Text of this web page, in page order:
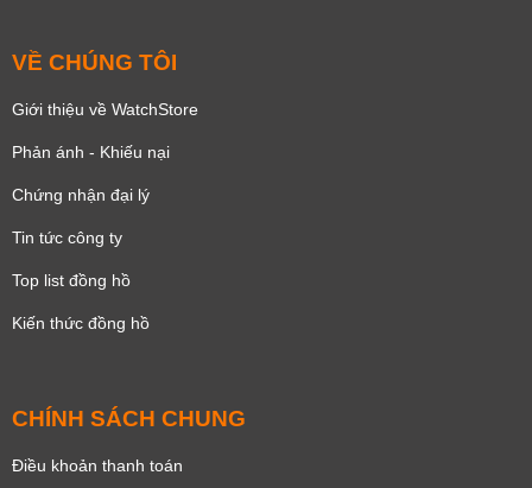
VỀ CHÚNG TÔI
Giới thiệu về WatchStore
Phản ánh - Khiếu nại
Chứng nhận đại lý
Tin tức công ty
Top list đồng hồ
Kiến thức đồng hồ
CHÍNH SÁCH CHUNG
Điều khoản thanh toán